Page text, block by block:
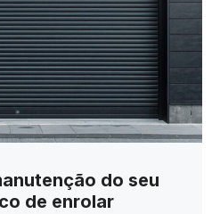
do seu
de enrolar